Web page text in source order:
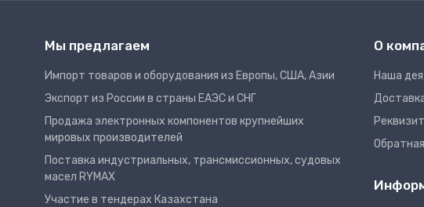
Мы предлагаем
Импорт товаров и оборудования из Европы, США, Азии
Экспорт из России в страны ЕАЭС и СНГ
Продажа электронных компонентов крупнейших
мировых производителей
Поставка индустриальных, трансмиссионных, судовых
масел RYMAX
Участие в тендерах Казахстана
О
Наша